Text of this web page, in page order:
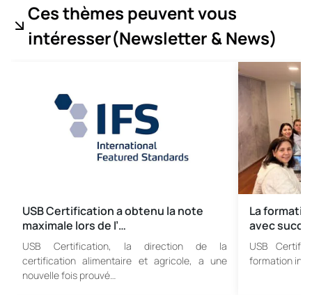
Ces thèmes peuvent vous
intéresser(Newsletter & News)
USB Certification a obtenu la note
maximale lors de l’…
USB Certification, la direction de la
certification alimentaire et agricole, a une
nouvelle fois prouvé…
La
avec
USB
formation